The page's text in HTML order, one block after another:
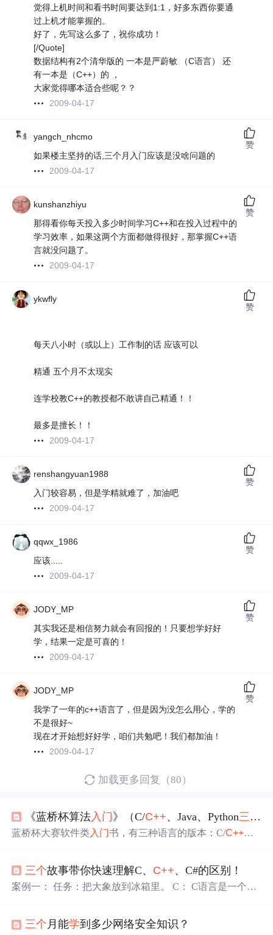
觉得上机时间和看书时间要达到1:1，好多东西你要通
过上机才能掌握的。
好了，先写这么多了，祝你成功！
[/Quote]
数据结构有2个清华版的 一本是严蔚敏 （C语言） 还
有一本是（C++）的 ，
大家觉得哪本适合些呢？？
2009-04-17
yangch_nhcmo
如果楼主坚持的话,三个月入门应该是没啥问题的
2009-04-17
赞
kunshanzhiyu
那得看你每天投入多少时间学习C++和在投入过程中的
学习效率，如果这两个方面都做得很好，那掌握C++语
言就没问题了。
2009-04-17
赞
ykwfly
每天八小时（或以上）工作制的话 应该可以
精通 五个月不太现实
连学校教C++的教授都不敢讲自己精通！！
最多是擅长！！
2009-04-17
赞
renshangyuan1988
入门较容易，但是学精就难了，加油吧
2009-04-17
赞
qqwx_1986
应该.....
2009-04-17
赞
JODY_MP
其实我还是相信努力就会有回报的！只要想学好好
学，结果一定是可喜的！
2009-04-17
赞
JODY_MP
我学了一年的c++语言了，但是因为没怎么用心，学的
不是很好~
现在才开始想好好学，咱们共勉吧！我们都加油！
2009-04-17
赞
加载更多回复（80）
《蓝桥杯算法 入门》（C/C++、Java、Python三个
蓝桥杯大赛软件类入门书，有三种语言的版本：C/C++、J
三个故事带你快速理解C、 C++、C#的区别！
案例一： 任务：把大象放到冰箱里。 C： C语言是一个极
要怎么做呢？ C：猜 我：额。。。是不是应该先创造一只
三个 月能学到多少网络安全知识？